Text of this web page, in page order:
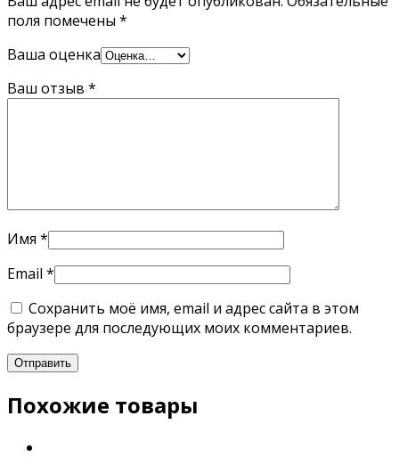
поля помечены *
Ваша оценка
Ваш отзыв *
Имя *
Email *
Сохранить моё имя, email и адрес сайта в этом
браузере для последующих моих комментариев.
Похожие товары